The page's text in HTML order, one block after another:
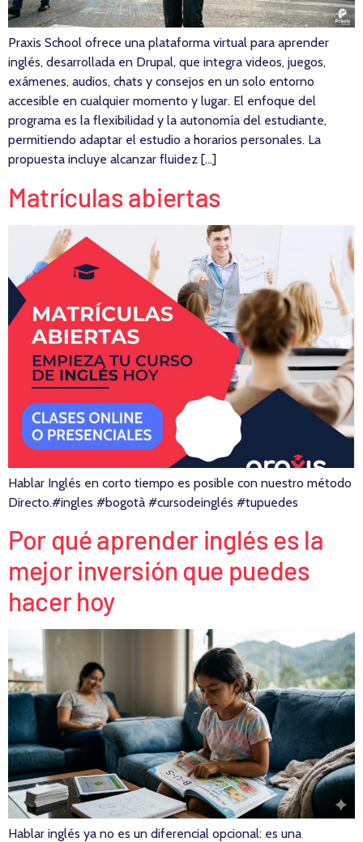
Praxis School ofrece una plataforma virtual para aprender
inglés, desarrollada en Drupal, que integra videos, juegos,
exámenes, audios, chats y consejos en un solo entorno
accesible en cualquier momento y lugar. El enfoque del
programa es la flexibilidad y la autonomía del estudiante,
permitiendo adaptar el estudio a horarios personales. La
propuesta incluye alcanzar fluidez […]
Matrículas abiertas
Hablar Inglés en corto tiempo es posible con nuestro método
Directo.#ingles #bogotà #cursodeinglés #tupuedes
Por qué aprender inglés es la
mejor inversión que puedes
hacer hoy
Hablar inglés ya no es un diferencial opcional: es una